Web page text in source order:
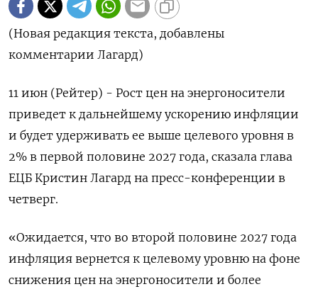
(Новая редакция текста, добавлены
комментарии Лагард)
11 июн (Рейтер) - Рост цен на энергоносители
приведет к дальнейшему ускорению инфляции
и будет удерживать ее выше целевого уровня в
2% в первой половине 2027 года, сказала глава
ЕЦБ Кристин Лагард на пресс-конференции в
четверг.
«Ожидается, что во второй половине 2027 года
инфляция вернется ‌к целевому уровню на фоне
снижения цен на энергоносители и более